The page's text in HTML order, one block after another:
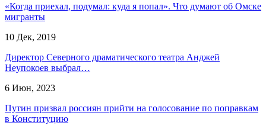
«Когда приехал, подумал: куда я попал». Что думают об Омске
мигранты
10 Дек, 2019
Директор Северного драматического театра Анджей
Неупокоев выбрал…
6 Июн, 2023
Путин призвал россиян прийти на голосование по поправкам
в Конституцию